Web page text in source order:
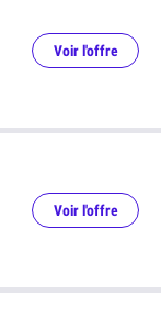
Voir l'offre
Voir l'offre